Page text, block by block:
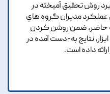
روش تحقيق آميخته در
عملکرد مديران گروه هاي
حاضر, ضمن روشن کردن
نتايج به-دست آمده در
داده است.